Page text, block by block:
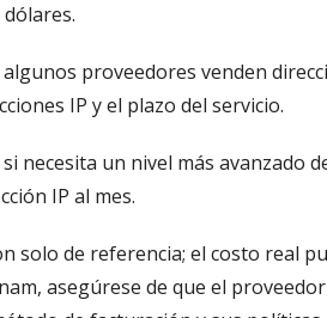
proveedores venden
IP y el plazo del servicio.
necesita un nivel más avanzado
IP al mes.
solo de referencia; el costo real
asegúrese de que el